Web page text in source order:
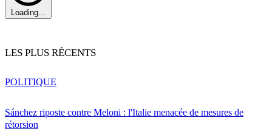
Loading...
LES PLUS RÉCENTS
Sánchez riposte contre Meloni : l'Italie menacée de mesures de
rétorsion
POLITIQUE